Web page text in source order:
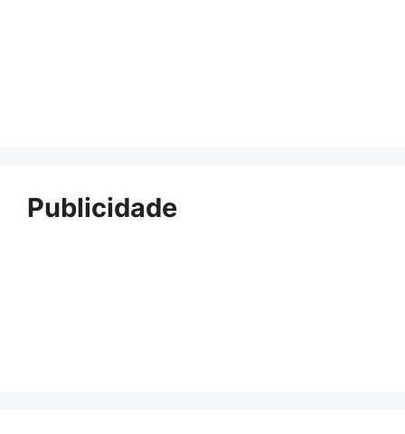
Publicidade